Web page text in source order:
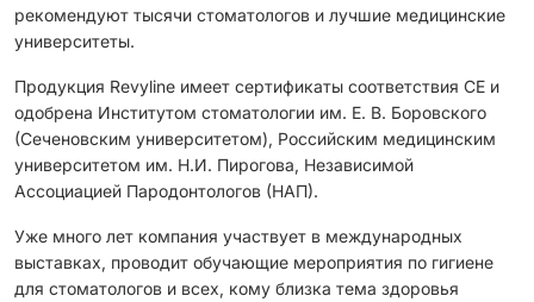
рекомендуют тысячи стоматологов и лучшие медицинские
университеты.
Продукция Revyline имеет сертификаты соответствия CЕ и
одобрена Институтом стоматологии им. Е. В. Боровского
(Сеченовским университетом), Российским медицинским
университетом им. Н.И. Пирогова, Независимой
Ассоциацией Пародонтологов (НАП).
Уже много лет компания участвует в международных
выставках, проводит обучающие мероприятия по гигиене
для стоматологов и всех, кому близка тема здоровья